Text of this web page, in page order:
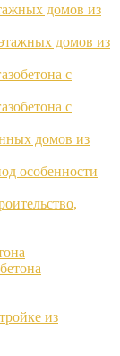
домов из
домов из
с
с
домов из
особенности
из